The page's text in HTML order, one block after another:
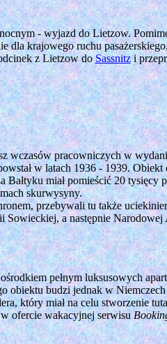
- wyjazd do Lietzow.
dla krajowego ruchu
z Lietzow doSassnitzi
wczasów pracowniczych w
w latach 1936 - 1939.
miał pomieścić 20 tysięcy
skurwysyny.
przebywali tu także
Sowieckiej, a następnie
pełnym luksusowych
budzi jednak w
który miał na celu stworzenie
ofercie wakacyjnej serwisu